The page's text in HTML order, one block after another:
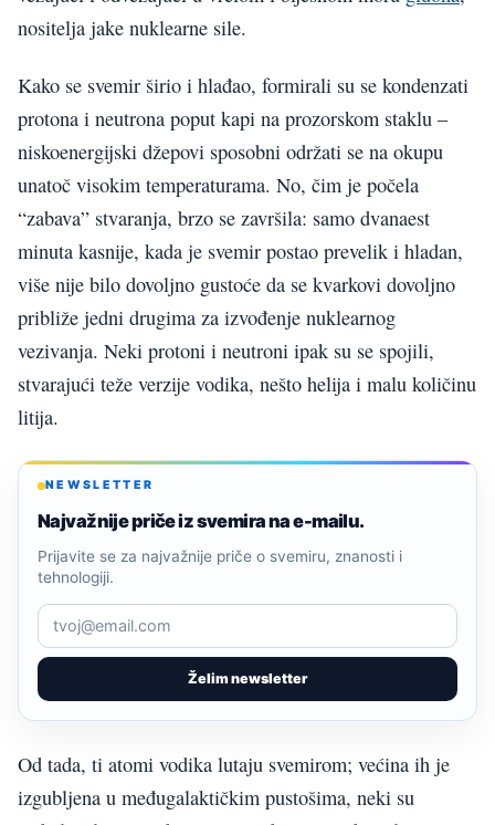
nositelja jake nuklearne sile.
Kako se svemir širio i hlađao, formirali su se kondenzati
protona i neutrona poput kapi na prozorskom staklu –
niskoenergijski džepovi sposobni održati se na okupu
unatoč visokim temperaturama. No, čim je počela
“zabava” stvaranja, brzo se završila: samo dvanaest
minuta kasnije, kada je svemir postao prevelik i hladan,
više nije bilo dovoljno gustoće da se kvarkovi dovoljno
približe jedni drugima za izvođenje nuklearnog
vezivanja. Neki protoni i neutroni ipak su se spojili,
stvarajući teže verzije vodika, nešto helija i malu količinu
litija.
NEWSLETTER
Najvažnije priče iz svemira na e-mailu.
Želim newsletter
Prijavite se za najvažnije priče o svemiru, znanosti i
tehnologiji.
Od tada, ti atomi vodika lutaju svemirom; većina ih je
izgubljena u međugalaktičkim pustošima, neki su